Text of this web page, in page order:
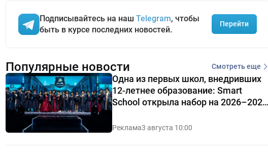
Подписывайтесь на наш Telegram, чтобы
быть в курсе последних новостей.
Перейти
Популярные новости Смотреть еще
Одна из первых школ, внедривших
12-летнее образование: Smart
School открыла набор на 2026–2027
учебный год
Реклама3 августа 10:00